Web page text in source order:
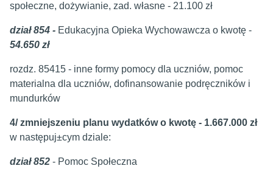
społeczne, dożywianie, zad. własne - 21.100 zł
dział 854 - Edukacyjna Opieka Wychowawcza o kwotę -
54.650 zł
rozdz. 85415 - inne formy pomocy dla uczniów, pomoc
materialna dla uczniów, dofinansowanie podręczników i
mundurków
4/ zmniejszeniu planu wydatków o kwotę - 1.667.000 zł
w następuj±cym dziale:
dział 852 - Pomoc Społeczna